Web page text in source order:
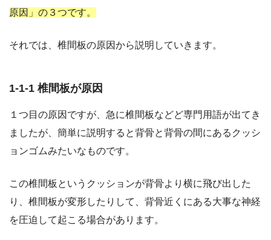
原因」の３つです。
それでは、椎間板の原因から説明していきます。
1-1-1 椎間板が原因
１つ目の原因ですが、急に椎間板などど専門用語が出てき
ましたが、簡単に説明すると背骨と背骨の間にあるクッシ
ョンゴムみたいなものです。
この椎間板というクッションが背骨より横に飛び出した
り、椎間板が変形したりして、背骨近くにある大事な神経
を圧迫して起こる場合があります。